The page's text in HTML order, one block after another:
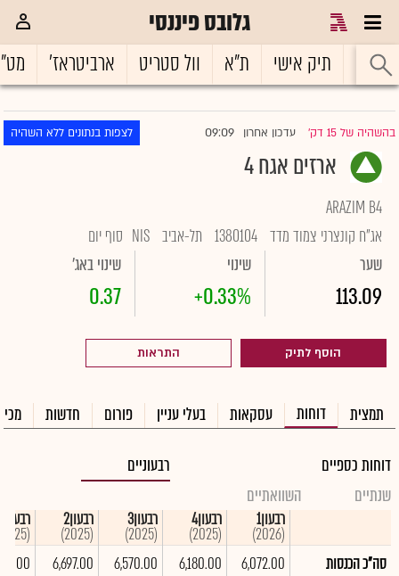
גלובס פיננסי
ראשי תיק אישי ת"א וול סטריט ארביטראז'
בהשהיה של 15 דק' |עדכון אחרון 09:09 לצפות בנתונים ללא השהיה
ארזים אגח 4
ARAZIM B4
אג"ח קונצרני צמוד מדד 1380104 תל-אביב NIS סוף יום
שער
113.09
שינוי
+0.33%
שינוי באג'
0.37
הוסף לתיק התראות
תמצית דוחות עסקאות בעלי עניין פורום חדשות
דוחות כספיים
רבעוניים
שנתיים
השוואתיים
רבעון1
(2026)
רבעון4
(2025)
רבעון3
(2025)
רבעון2
(2025)
רבעון1
(2025)
סה"כ הכנסות
6,072.00
6,180.00
6,570.00
6,697.00